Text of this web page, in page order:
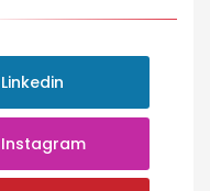
Linkedin
Instagram